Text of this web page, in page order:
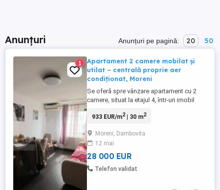
Anunțuri Anunțuri pe pagină: 20 50
1
Apartament 2 camere mobilat și
utilat – centrală proprie aer
condiționat, Moreni
Se oferă spre vânzare apartament cu 2
camere, situat la etajul 4, într-un imobil
Locuința are o suprafață utilă de 30 mp și
pentru locuit sau investiție. Apartamentul
se vinde complet mobilat și utilat, fiind
pregătit ...
933 EUR/m2| 30 m2
Moreni, Dambovita
12 mai
28 000 EUR
Telefon validat